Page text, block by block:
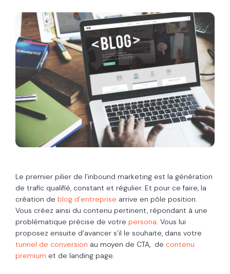
Le premier pilier de l’inbound marketing est la génération
de trafic qualifié, constant et régulier. Et pour ce faire, la
création de blog d’entreprise arrive en pôle position.
Vous créez ainsi du contenu pertinent, répondant à une
problématique précise de votre persona. Vous lui
proposez ensuite d’avancer s’il le souhaite, dans votre
tunnel de conversion au moyen de CTA, de contenu
premium et de landing page.